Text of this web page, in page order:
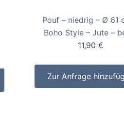
Pouf – niedrig – Ø 61
Boho Style – Jute –
11,90 €
Zur Anfrage